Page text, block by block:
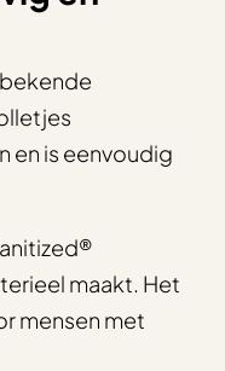
en is eenvoudig
maakt. Het
mensen met